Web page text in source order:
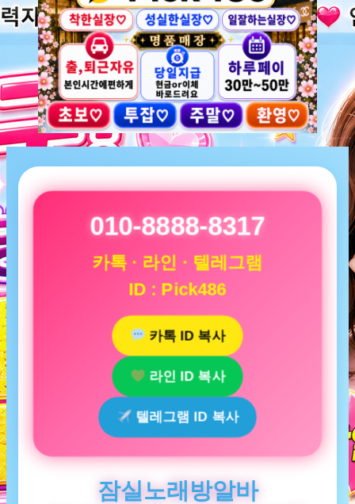
010-8888-8317
카톡 · 라인 · 텔레그램
ID : Pick486
카톡 ID 복사
라인 ID 복사
텔레그램 ID 복사
잠실노래방알바